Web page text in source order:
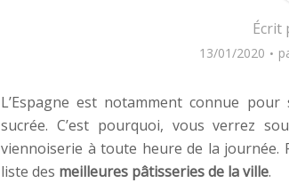
Écrit
13/01/2020
L’Espagne est notamment connue
sucrée. C’est pourquoi, vous verrez
viennoiserie à toute heure de la journée.
liste des meilleures pâtisseries de la ville.